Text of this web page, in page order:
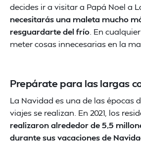
decides ir a visitar a Papá Noel a
necesitarás una maleta mucho
resguardarte del frío . En
meter cosas innecesarias en la
Prepárate para las largas
La Navidad es una de las épocas
viajes se realizan. En 2021, los
realizaron alrededor de 5,5
durante sus vacaciones de